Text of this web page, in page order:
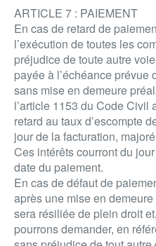
ARTICLE 7 : PAIEMENT
En cas de retard de
l’exécution de toutes les
préjudice de toute autre
payée à l’échéance
sans mise en demeure
l’article 1153 du Code Civil
retard au taux d’escompte
jour de la facturation,
Ces intérêts courront du
date du paiement.
En cas de défaut de
après une mise en
sera résiliée de plein droit
pourrons demander, en